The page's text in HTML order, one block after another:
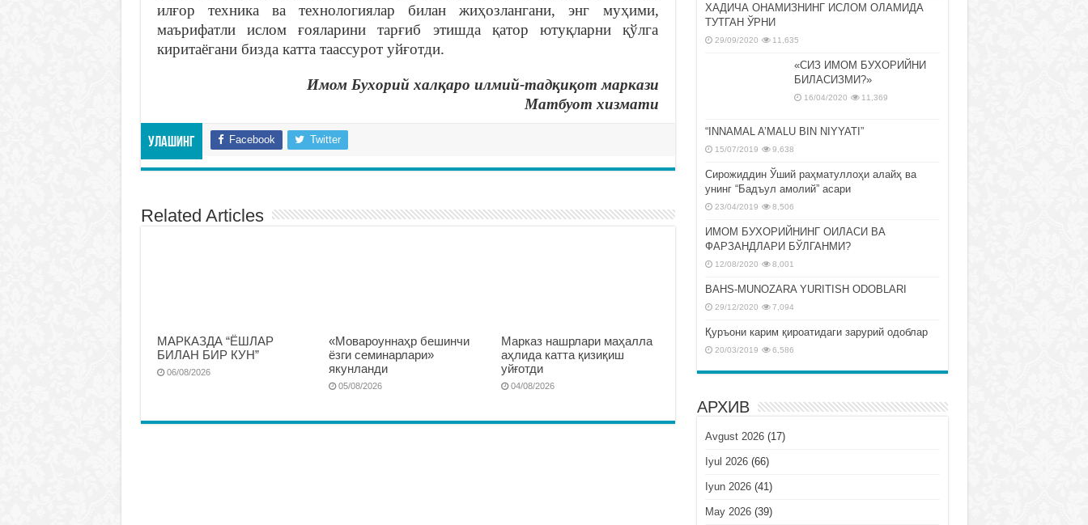
илғор техника ва технологиялар билан жиҳозлангани, энг муҳими,
маърифатли ислом ғояларини тарғиб этишда қатор ютуқларни қўлга
киритаёгани бизда катта таассурот уйғотди.
Имом Бухорий халқаро илмий-тадқиқот маркази
Матбуот хизмати
Улашинг Facebook Twitter
Related Articles
МАРКАЗДА “ЁШЛАР
БИЛАН БИР КУН”
06/08/2026
«Мовароуннаҳр бешинчи
ёзги семинарлари»
якунланди
05/08/2026
Марказ нашрлари маҳалла
аҳлида катта қизиқиш
уйғотди
04/08/2026
ХАДИЧА ОНАМИЗНИНГ ИСЛОМ ОЛАМИДА
ТУТГАН ЎРНИ
29/09/2020 11,635
«СИЗ ИМОМ БУХОРИЙНИ
БИЛАСИЗМИ?»
16/04/2020 11,369
“INNAMAL A’MALU BIN NIYYATI”
15/07/2019 9,638
Сирожиддин Ўший раҳматуллоҳи алайҳ ва
унинг “Бадъул амолий” асари
23/04/2019 8,506
ИМОМ БУХОРИЙНИНГ ОИЛАСИ ВА
ФАРЗАНДЛАРИ БЎЛГАНМИ?
12/08/2020 8,001
BAHS-MUNOZARA YURITISH ODOBLARI
29/12/2020 7,094
Қуръони карим қироатидаги зарурий одоблар
20/03/2019 6,586
АРХИВ
Avgust 2026(17)
Iyul 2026(66)
Iyun 2026(41)
May 2026(39)